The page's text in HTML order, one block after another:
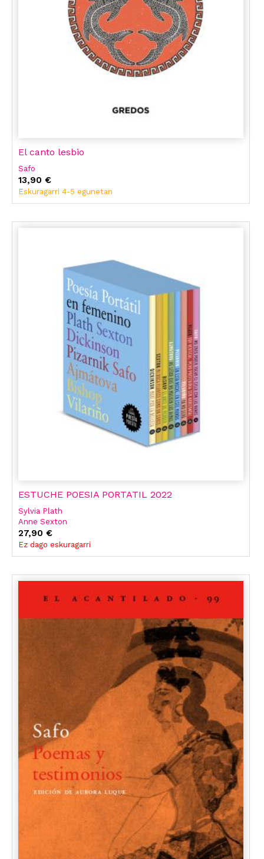
El canto lesbio
Safo
13,90 €
Eskuragarri 4-5 egunetan
ESTUCHE POESIA PORTATIL 2022
Sylvia Plath
Anne Sexton
Emily Dickinson
Alejandra Pizarnik
Elizabeth Bishop
27,90 €
Ez dago eskuragarri